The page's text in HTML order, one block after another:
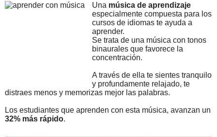
Una música de aprendizaje
especialmente compuesta para los
cursos de idiomas te ayuda a
aprender.
Se trata de una música con tonos
binaurales que favorece la
concentración.
A través de ella te sientes tranquilo
y profundamente relajado, te
distraes menos y memorizas mejor las palabras.
Los estudiantes que aprenden con esta música, avanzan un
32% más rápido.